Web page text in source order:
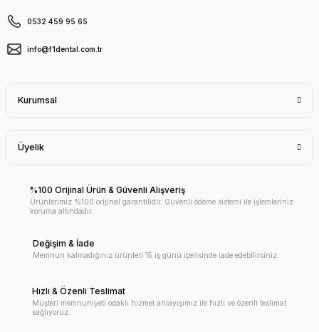
0532 459 95 65
info@f1dental.com.tr
Kurumsal
Üyelik
%100 Orijinal Ürün & Güvenli Alışveriş
Ürünlerimiz %100 orijinal garantilidir. Güvenli ödeme sistemi ile işlemleriniz
koruma altındadır.
Değişim & İade
Memnun kalmadığınız ürünleri 15 iş günü içerisinde iade edebilirsiniz.
Hızlı & Özenli Teslimat
Müşteri memnuniyeti odaklı hizmet anlayışımız ile hızlı ve özenli teslimat
sağlıyoruz.